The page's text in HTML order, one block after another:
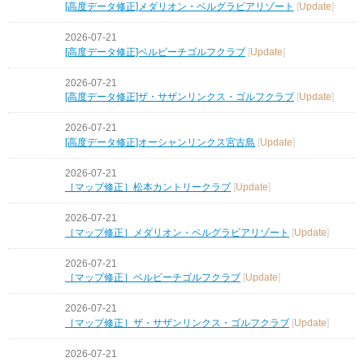
[高度データ修正]メダリオン・ベルグラビアリゾート
Update
2026-07-21
[高度データ修正]ベルビーチゴルフクラブ [Update]
2026-07-21
[高度データ修正]ザ・サザンリンクス・ゴルフクラブ
Update
2026-07-21
[高度データ修正]オーシャンリンクス宮古島 [Update]
2026-07-21
［マップ修正］松本カントリークラブ
Update
2026-07-21
［マップ修正］メダリオン・ベルグラビアリゾート
[Update]
2026-07-21
［マップ修正］ベルビーチゴルフクラブ [Update]
2026-07-21
［マップ修正］ザ・サザンリンクス・ゴルフクラブ [Update]
2026-07-21